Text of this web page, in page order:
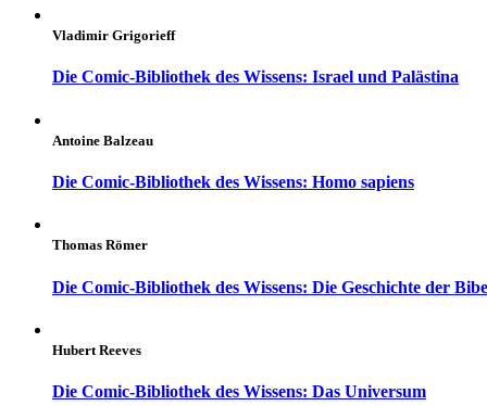
Vladimir Grigorieff
Die Comic-Bibliothek des Wissens: Israel und Palästina
Antoine Balzeau
Die Comic-Bibliothek des Wissens: Homo sapiens
Thomas Römer
Die Comic-Bibliothek des Wissens: Die Geschichte der
Hubert Reeves
Die Comic-Bibliothek des Wissens: Das Universum